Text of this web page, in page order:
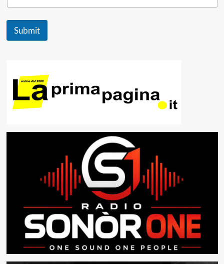
Submit